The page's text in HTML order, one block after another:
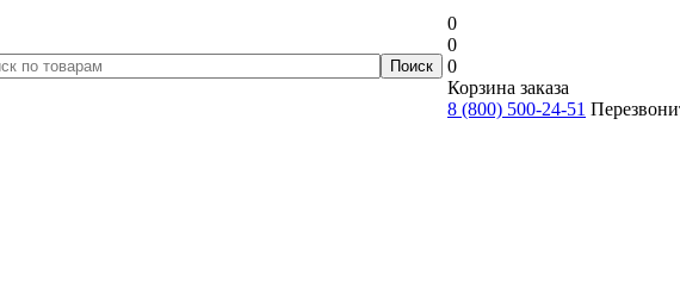
0
0
0
Корзина заказа
8 (800) 500-24-51